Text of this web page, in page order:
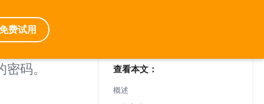
费试用
码。 查看本文：
概述